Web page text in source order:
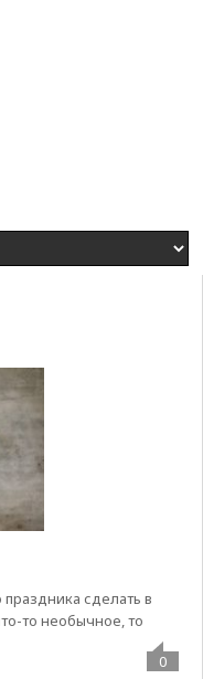
сделать в
то необычное, то
0